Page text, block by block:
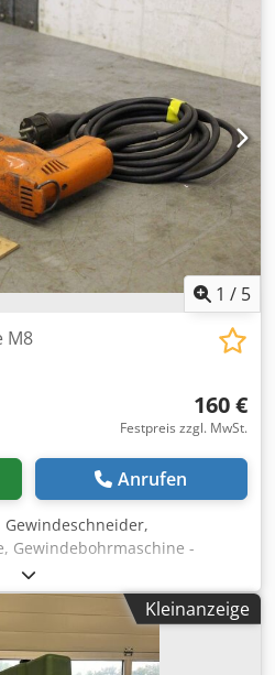
1 / 5
M8
160 €
Festpreis zzgl. MwSt.
Anrufen
Gewindeschneider,
Gewindebohrmaschine -
Typ ASg 636 -
max. Schneidleistung: M8 -
220 Volt Dkodpfsb A N
vorhanden -
330/150/H80 mm -Gewicht:
Kleinanzeige